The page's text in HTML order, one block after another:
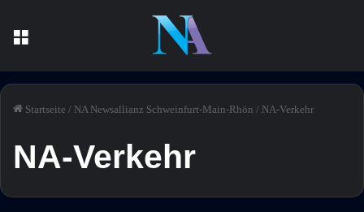
Startseite / NA Newsallianz Schweinfurt-Main-Rhön / NA-Verkehr
NA-Verkehr